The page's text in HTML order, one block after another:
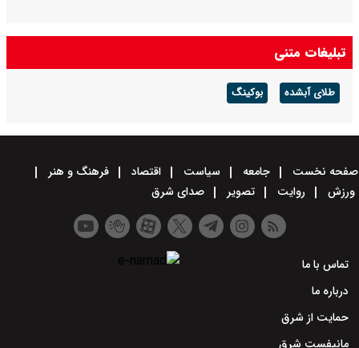
تبلیغات متنی
طلای آبشده بوکینگ
صفحه نخست جامعه سیاست اقتصاد
فرهنگ و هنر
ورزش
روایت تصویر صدای شرق
تماس با ما
درباره ما
حمایت از شرق
مانیفست شرق